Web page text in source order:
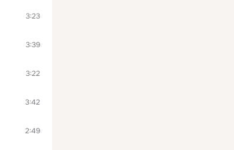
3:23
3:39
3:22
3:42
2:49